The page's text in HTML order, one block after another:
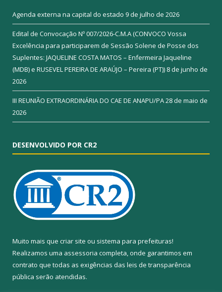
Agenda externa na capital do estado 9 de julho de 2026
Edital de Convocação Nº 007/2026-C.M.A (CONVOCO Vossa
Excelência para participarem de Sessão Solene de Posse dos
Suplentes: JAQUELINE COSTA MATOS – Enfermeira Jaqueline
(MDB) e RUSEVEL PEREIRA DE ARAÚJO – Pereira (PT)) 8 de junho de
2026
III REUNIÃO EXTRAORDINÁRIA DO CAE DE ANAPU/PA28 de maio de
2026
DESENVOLVIDO POR CR2
Muito mais que criar site ou sistema para prefeituras!
Realizamos uma assessoria completa, onde garantimos em
contrato que todas as exigências das leis de transparência
pública serão atendidas.